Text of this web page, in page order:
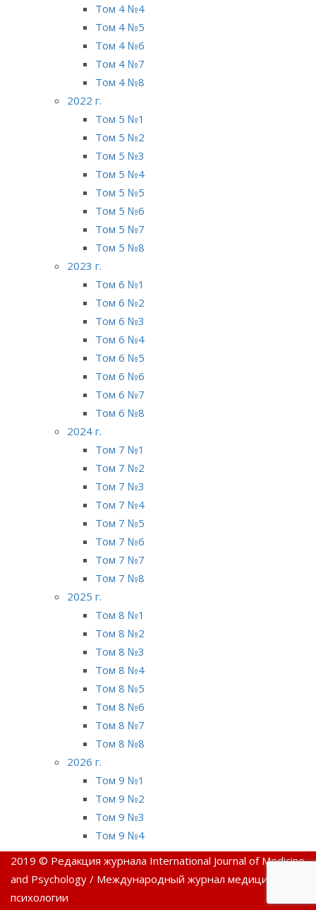
Том 4 №4
Том 4 №5
Том 4 №6
Том 4 №7
Том 4 №8
2022 г.
Том 5 №1
Том 5 №2
Том 5 №3
Том 5 №4
Том 5 №5
Том 5 №6
Том 5 №7
Том 5 №8
2023 г.
Том 6 №1
Том 6 №2
Том 6 №3
Том 6 №4
Том 6 №5
Том 6 №6
Том 6 №7
Том 6 №8
2024 г.
Том 7 №1
Том 7 №2
Том 7 №3
Том 7 №4
Том 7 №5
Том 7 №6
Том 7 №7
Том 7 №8
2025 г.
Том 8 №1
Том 8 №2
Том 8 №3
Том 8 №4
Том 8 №5
Том 8 №6
Том 8 №7
Том 8 №8
2026 г.
Том 9 №1
Том 9 №2
Том 9 №3
Том 9 №4
2019 © Редакция журнала International Journal of Medicine
and Psychology / Международный журнал медицины и
психологии